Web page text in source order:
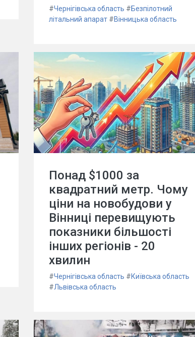
#Чернігівська область #Безпілотний
літальний апарат #Вінницька область
Понад $1000 за
квадратний метр. Чому
ціни на новобудови у
Вінниці перевищують
показники більшості
інших регіонів - 20
хвилин
#Чернігівська область #Київська область
#Львівська область